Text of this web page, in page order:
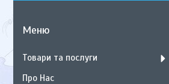
Товари та послуги
Про Нас